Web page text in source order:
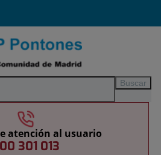
atención al usuario
301 013